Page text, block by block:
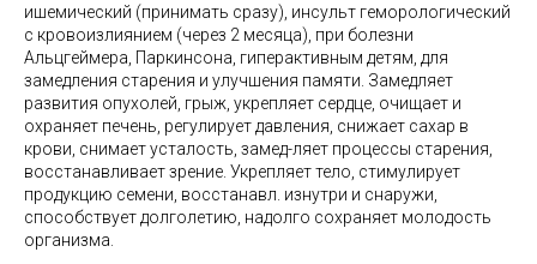
ишемический (принимать сразу), инсульт геморологический
с кровоизлиянием (через 2 месяца), при болезни
Альцгеймера, Паркинсона, гиперактивным детям, для
замедления старения и улучшения памяти. Замедляет
развития опухолей, грыж, укрепляет сердце, очищает и
охраняет печень, регулирует давления, снижает сахар в
крови, снимает усталость, замед-ляет процессы старения,
восстанавливает зрение. Укрепляет тело, стимулирует
продукцию семени, восстанавл. изнутри и снаружи,
способствует долголетию, надолго сохраняет молодость
организма.